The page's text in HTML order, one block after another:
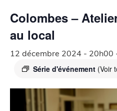
Colombes –
au local
12 décembre 2024 - 20h00
Série d'événement (Voir